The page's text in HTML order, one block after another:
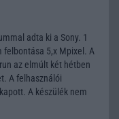
adta ki a Sony. 1
felbontása 5,x Mpixel. A
az elmúlt két hétben
A felhasználói
A készülék nem